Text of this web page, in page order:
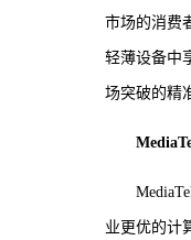
市场的消费
轻薄设备中
场突破的精
业更优的计